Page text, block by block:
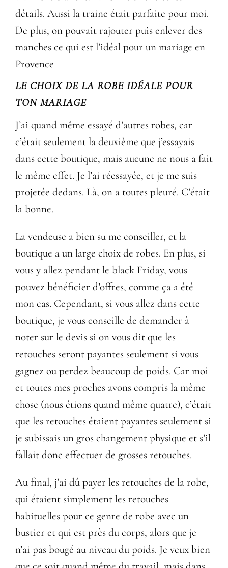
détails. Aussi la traine était parfaite pour moi.
De plus, on pouvait rajouter puis enlever des
manches ce qui est l’idéal pour un mariage en
Provence
LE CHOIX DE LA ROBE IDÉALE POUR
TON MARIAGE
J’ai quand même essayé d’autres robes, car
c’était seulement la deuxième que j’essayais
dans cette boutique, mais aucune ne nous a fait
le même effet. Je l’ai réessayée, et je me suis
projetée dedans. Là, on a toutes pleuré. C’était
la bonne.
La vendeuse a bien su me conseiller, et la
boutique a un large choix de robes. En plus, si
vous y allez pendant le black Friday, vous
pouvez bénéficier d’offres, comme ça a été
mon cas. Cependant, si vous allez dans cette
boutique, je vous conseille de demander à
noter sur le devis si on vous dit que les
retouches seront payantes seulement si vous
gagnez ou perdez beaucoup de poids. Car moi
et toutes mes proches avons compris la même
chose (nous étions quand même quatre), c’était
que les retouches étaient payantes seulement si
je subissais un gros changement physique et s’il
fallait donc effectuer de grosses retouches.
Au final, j’ai dû payer les retouches de la robe,
qui étaient simplement les retouches
habituelles pour ce genre de robe avec un
bustier et qui est près du corps, alors que je
n’ai pas bougé au niveau du poids. Je veux bien